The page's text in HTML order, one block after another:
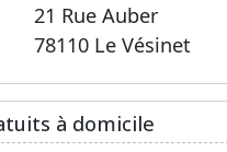
21 Rue Auber
78110 Le Vésinet
à domicile